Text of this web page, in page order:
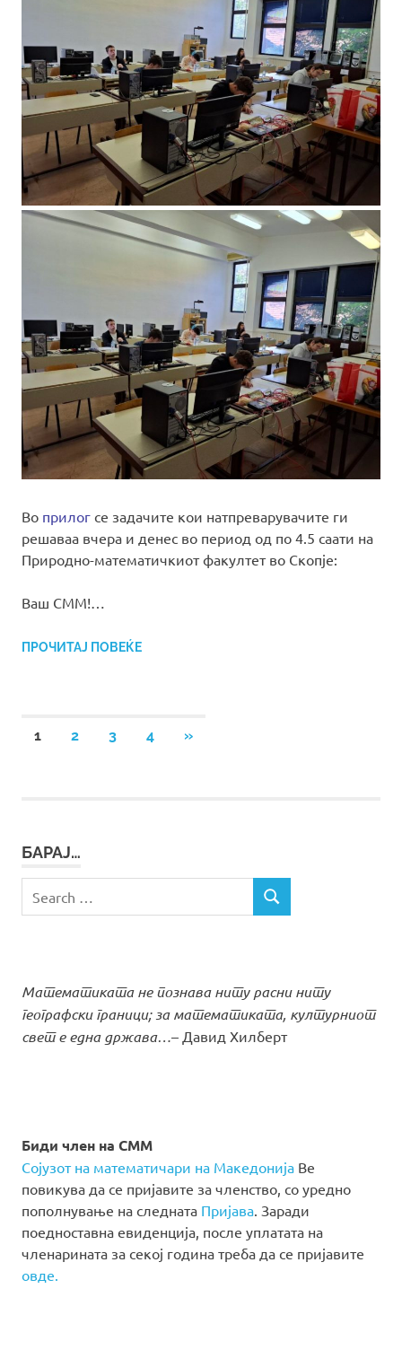
Во прилог се задачите кои натпреварувачите ги
решаваa вчера и денес во период од по 4.5 саати на
Природно-математичкиот факултет во Скопје:
Ваш СММ!…
ПРОЧИТАЈ ПОВЕЌЕ
Posts
1 2 3 4
NEXT
»
БАРАЈ…
for:
SEARCH
Математиката не познава ниту расни ниту
географски граници; за математиката, културниот
свет е една држава…– Давид Хилберт
Биди член на СММ
Сојузот на математичари на Македонија Ве
повикува да се пријавите за членство, со уредно
пополнување на следната Пријава. Заради
поедноставна евиденција, после уплатата на
членарината за секој година треба да се пријавите
овде.